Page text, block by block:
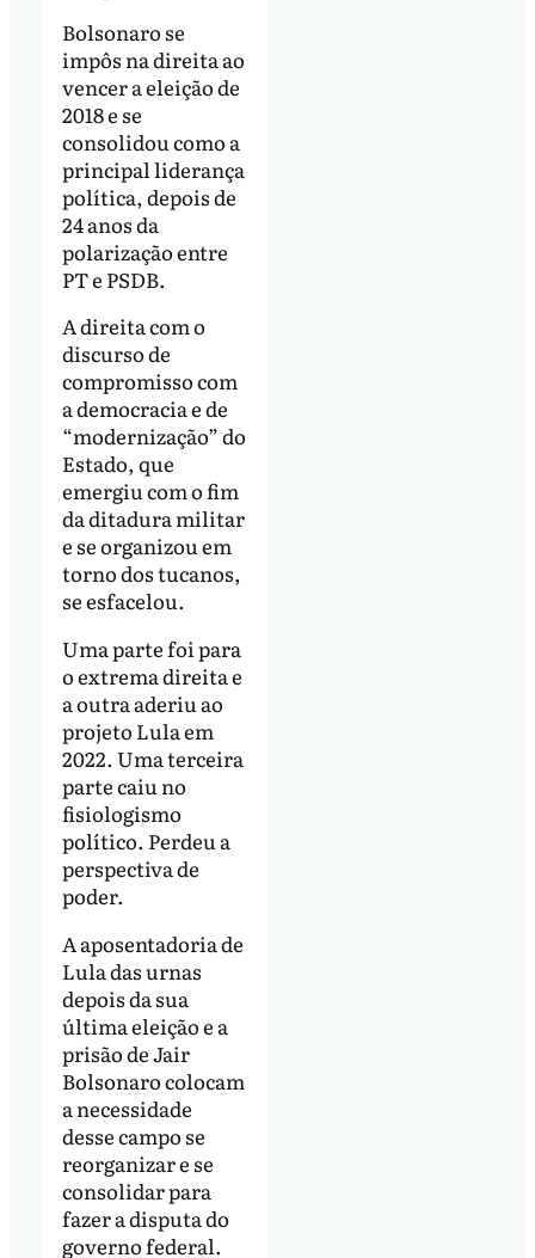
Bolsonaro se
impôs na direita ao
vencer a eleição de
2018 e se
consolidou como a
principal liderança
política, depois de
24 anos da
polarização entre
PT e PSDB.
A direita com o
discurso de
compromisso com
a democracia e de
“modernização” do
Estado, que
emergiu com o fim
da ditadura militar
e se organizou em
torno dos tucanos,
se esfacelou.
Uma parte foi para
o extrema direita e
a outra aderiu ao
projeto Lula em
2022. Uma terceira
parte caiu no
fisiologismo
político. Perdeu a
perspectiva de
poder.
A aposentadoria de
Lula das urnas
depois da sua
última eleição e a
prisão de Jair
Bolsonaro colocam
a necessidade
desse campo se
reorganizar e se
consolidar para
fazer a disputa do
governo federal.